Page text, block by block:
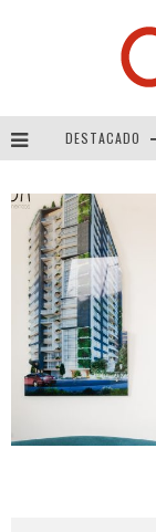
DESTACADO